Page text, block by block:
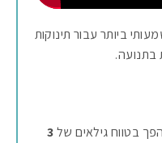
ביותר עבור תינוקות
בתנועה.
בטווח גילאים של3